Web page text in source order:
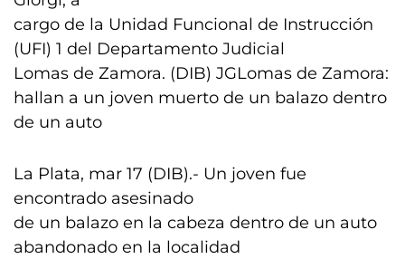
cargo de la Unidad Funcional de Instrucción
(UFI) 1 del Departamento Judicial
Lomas de Zamora. (DIB) JGLomas de Zamora:
hallan a un joven muerto de un balazo dentro
de un auto
La Plata, mar 17 (DIB).- Un joven fue
encontrado asesinado
de un balazo en la cabeza dentro de un auto
abandonado en la localidad